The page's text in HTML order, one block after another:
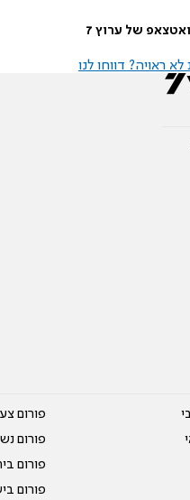
של ערוץ 7
ראויה? דווחו לנו
פורום
פורום
פורום
פורום